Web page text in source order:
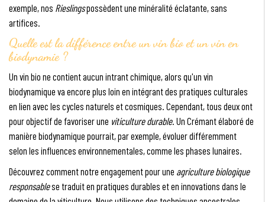
exemple, nos Rieslingspossèdent une minéralité éclatante, sans
artifices.
Quelle est la différence entre un vin bio et un vin en
biodynamie ?
Un vin bio ne contient aucun intrant chimique, alors qu'un vin
biodynamique va encore plus loin en intégrant des pratiques culturales
en lien avec les cycles naturels et cosmiques. Cependant, tous deux ont
pour objectif de favoriser une viticulture durable. Un Crémant élaboré de
manière biodynamique pourrait, par exemple, évoluer différemment
selon les influences environnementales, comme les phases lunaires.
Découvrez comment notre engagement pour une agriculture biologique
responsablese traduit en pratiques durables et en innovations dans le